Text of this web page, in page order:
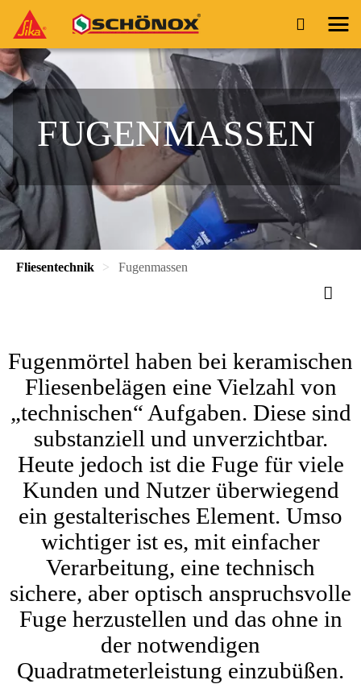
FUGENMASSEN
Fliesentechnik Fugenmassen
Fugenmörtel haben bei keramischen
Fliesenbelägen eine Vielzahl von
„technischen“ Aufgaben. Diese sind
substanziell und unverzichtbar.
Heute jedoch ist die Fuge für viele
Kunden und Nutzer überwiegend
ein gestalterisches Element. Umso
wichtiger ist es, mit einfacher
Verarbeitung, eine technisch
sichere, aber optisch anspruchsvolle
Fuge herzustellen und das ohne in
der notwendigen
Quadratmeterleistung einzubüßen.